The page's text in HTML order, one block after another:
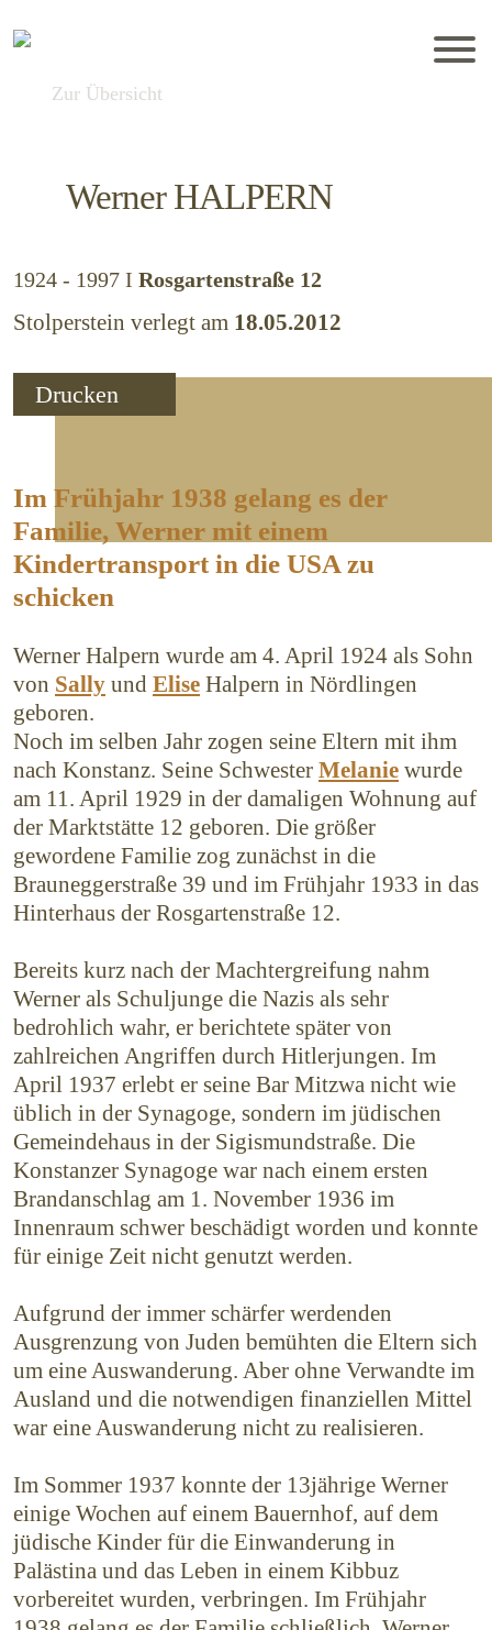
Zur Übersicht
WernerHALPERN
1924 - 1997 I Rosgartenstraße 12
Stolperstein verlegt am 18.05.2012
Drucken
Im Frühjahr 1938 gelang es der
Familie, Werner mit einem
Kindertransport in die USA zu
schicken
Werner Halpern wurde am 4. April 1924 als Sohn
von Sally und Elise Halpern in Nördlingen
geboren.
Noch im selben Jahr zogen seine Eltern mit ihm
nach Konstanz. Seine Schwester Melanie wurde
am 11. April 1929 in der damaligen Wohnung auf
der Markt­stätte 12 geboren. Die größer
gewordene Familie zog zunächst in die
Brauneggerstraße 39 und im Frühjahr 1933 in das
Hinterhaus der Rosgartenstraße 12.
Bereits kurz nach der Machtergreifung nahm
Werner als Schuljunge die Nazis als sehr
bedrohlich wahr, er berichtete später von
zahlreichen Angriffen durch Hitlerjungen. Im
April 1937 erlebt er seine Bar Mitzwa nicht wie
üblich in der Synagoge, sondern im jüdischen
Gemeindehaus in der Sigismundstraße. Die
Konstanzer Synagoge war nach einem ersten
Brandanschlag am 1. November 1936 im
Innenraum schwer beschädigt worden und konnte
für einige Zeit nicht genutzt werden.
Aufgrund der immer schärfer werdenden
Ausgrenzung von Juden bemühten die Eltern sich
um eine Auswanderung. Aber ohne Verwandte im
Ausland und die notwendigen finanziellen Mittel
war eine Auswanderung nicht zu realisieren.
Im Sommer 1937 konnte der 13jährige Werner
einige Wochen auf einem Bauernhof, auf dem
jüdische Kinder für die Einwanderung in
Palästina und das Leben in einem Kibbuz
vorbereitet wurden, verbringen. Im Frühjahr